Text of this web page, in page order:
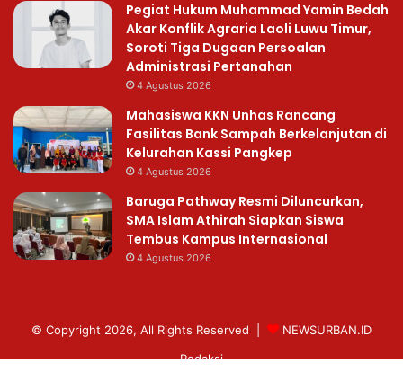
Pegiat Hukum Muhammad Yamin Bedah
Akar Konflik Agraria Laoli Luwu Timur,
Soroti Tiga Dugaan Persoalan
Administrasi Pertanahan
4 Agustus 2026
Mahasiswa KKN Unhas Rancang
Fasilitas Bank Sampah Berkelanjutan di
Kelurahan Kassi Pangkep
4 Agustus 2026
Baruga Pathway Resmi Diluncurkan,
SMA Islam Athirah Siapkan Siswa
Tembus Kampus Internasional
4 Agustus 2026
© Copyright 2026, All Rights Reserved |
NEWSURBAN.ID
Redaksi